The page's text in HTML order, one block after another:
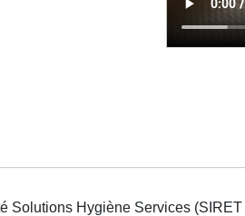
Solutions Hygiène Services